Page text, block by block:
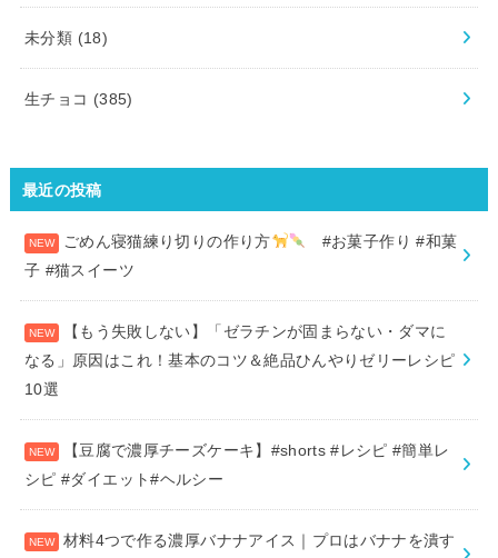
未分類 (18)
生チョコ (385)
最近の投稿
ごめん寝猫練り切りの作り方
#お菓子作り #和菓
子 #猫スイーツ
【もう失敗しない】「ゼラチンが固まらない・ダマに
なる」原因はこれ！基本のコツ＆絶品ひんやりゼリーレシピ
10選
【豆腐で濃厚チーズケーキ】#shorts #レシピ #簡単レ
シピ #ダイエット#ヘルシー
材料4つで作る濃厚バナナアイス｜プロはバナナを潰す